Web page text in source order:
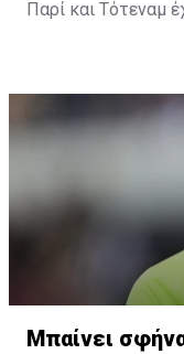
Παρί και Τότεναμ
Ρουίθ για έμψυχο
χρηματικό ποσό.
Μπαίνει